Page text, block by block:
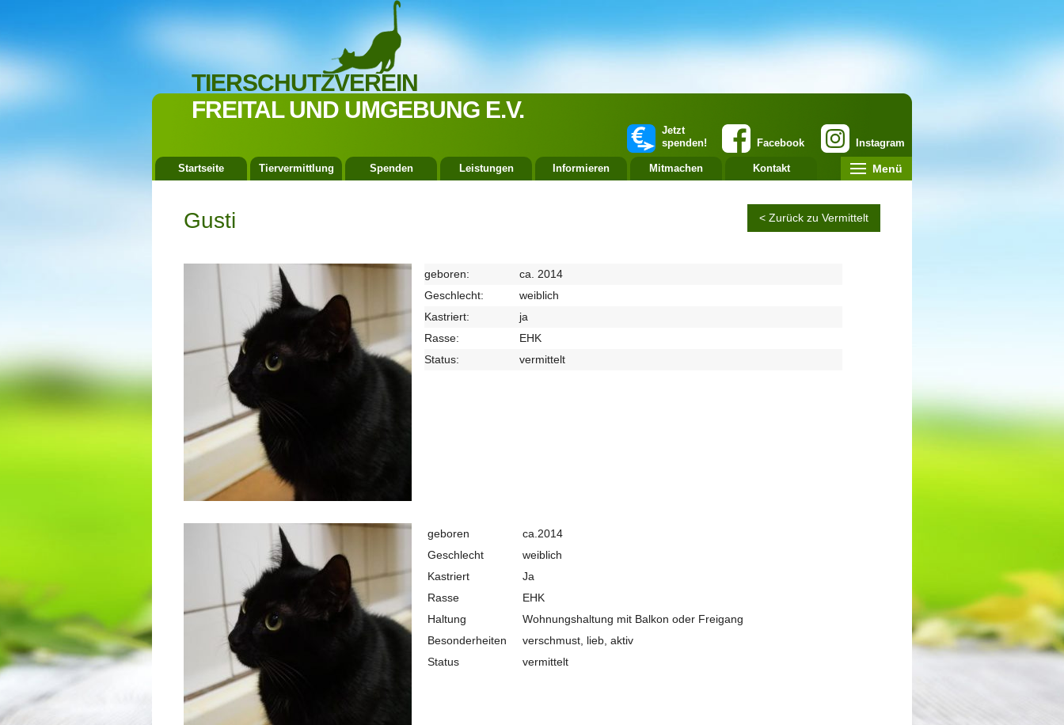
TIERSCHUTZVEREIN
FREITAL UND UMGEBUNG E.V.
Instagram
Facebook
Jetzt
spenden!
Startseite Tiervermittlung Spenden Leistungen Informieren Mitmachen Kontakt Menü
Gusti < Zurück zu Vermittelt
geboren:
ca. 2014
Geschlecht:
weiblich
Kastriert:
ja
Rasse:
EHK
Status:
vermittelt
geboren
ca.2014
Geschlecht
weiblich
Kastriert
Ja
Rasse
EHK
Haltung
Wohnungshaltung mit Balkon oder Freigang
Besonderheiten
verschmust, lieb, aktiv
Status
vermittelt